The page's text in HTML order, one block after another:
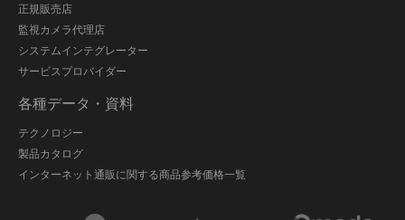
正規販売店
監視カメラ代理店
システムインテグレーター
サービスプロバイダー
各種データ・資料
テクノロジー
製品カタログ
インターネット通販に関する商品参考価格一覧